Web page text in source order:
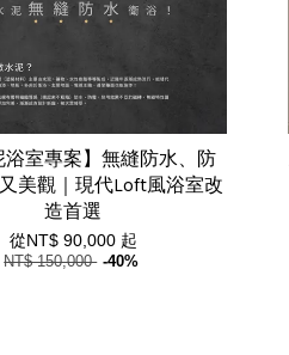
浴室專案】無縫防水、防
美觀｜現代Loft風浴室改
造首選
從NT$ 90,000 起
NT$ 150,000 -40%